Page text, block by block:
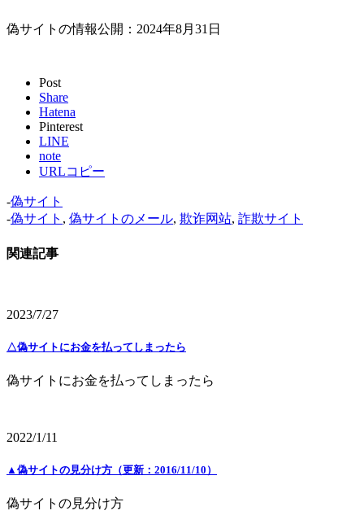
偽サイトの情報公開：2024年8月31日
Post
Share
Hatena
Pinterest
LINE
note
URLコピー
-偽サイト
-偽サイト , 偽サイトのメール, 欺诈网站, 詐欺サイト
関連記事
2023/7/27
△偽サイトにお金を払ってしまったら
偽サイトにお金を払ってしまったら
2022/1/11
▲偽サイトの見分け方（更新：2016/11/10）
偽サイトの見分け方